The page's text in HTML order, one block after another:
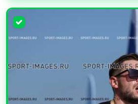
УВЕЛИЧИТЬ